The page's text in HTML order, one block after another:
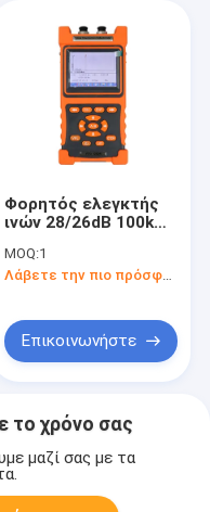
Φορητός ελεγκτής
ινών 28/26dB 100km
MOQ:1
Επικοινωνήστε
το χρόνο σας
μαζί σας με τα